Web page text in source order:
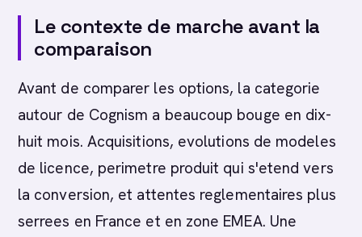
Le contexte de marche avant la
comparaison
Avant de comparer les options, la categorie
autour de Cognism a beaucoup bouge en dix-
huit mois. Acquisitions, evolutions de modeles
de licence, perimetre produit qui s'etend vers
la conversion, et attentes reglementaires plus
serrees en France et en zone EMEA. Une